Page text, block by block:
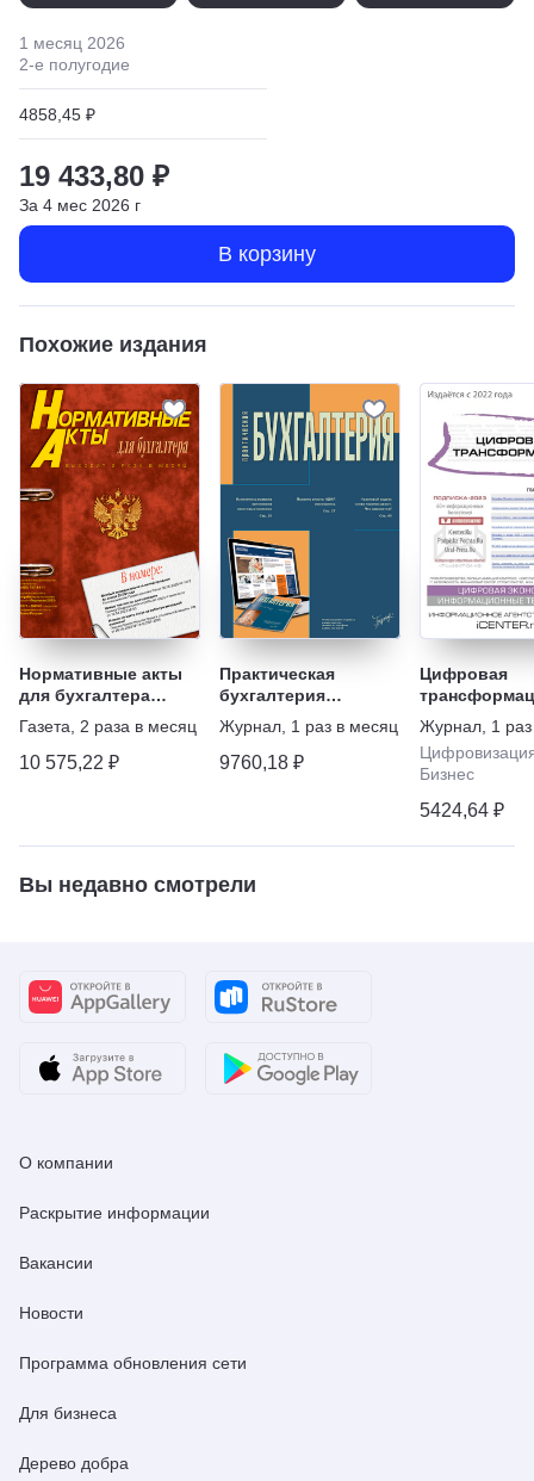
1 месяц 2026
2-е полугодие
4858,45 ₽
19 433,80 ₽
За 4 мес 2026 г
В корзину
Похожие издания
Нормативные акты
для бухгалтера
(печатный журнал)
Газета 2 раза в месяц
10 575,22 ₽
Практическая
бухгалтерия
(печатный журнал)
Журнал 1 раз в месяц
9760,18 ₽
Цифровая
Журнал 1
Бизнес
5424,64 ₽
Вы недавно смотрели
О компании
Раскрытие информации
Вакансии
Новости
Программа обновления сети
Для бизнеса
Дерево добра